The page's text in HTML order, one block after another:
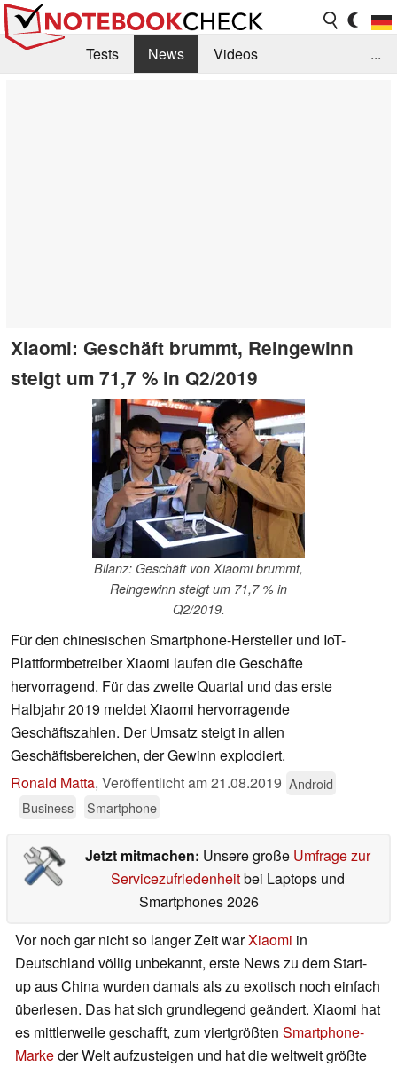
Tests News
Videos
...
Xiaomi: Geschäft brummt, Reingewinn
steigt um 71,7 % in Q2/2019
Bilanz: Geschäft von Xiaomi brummt,
Reingewinn steigt um 71,7 % in
Q2/2019.
Für den chinesischen Smartphone-Hersteller und IoT-
Plattformbetreiber Xiaomi laufen die Geschäfte
hervorragend. Für das zweite Quartal und das erste
Halbjahr 2019 meldet Xiaomi hervorragende
Geschäftszahlen. Der Umsatz steigt in allen
Geschäftsbereichen, der Gewinn explodiert.
Ronald Matta, Veröffentlicht am21.08.2019 Android
Business
Smartphone
Jetzt mitmachen: Unsere große Umfrage zur
Servicezufriedenheitbei Laptops und
Smartphones 2026
Vor noch gar nicht so langer Zeit warXiaomi in
Deutschland völlig unbekannt, erste News zu dem Start-
up aus China wurden damals als zu exotisch noch einfach
überlesen. Das hat sich grundlegend geändert. Xiaomi hat
es mittlerweile geschafft, zum viertgrößten Smartphone-
Markeder Welt aufzusteigen und hat die weltweit größte